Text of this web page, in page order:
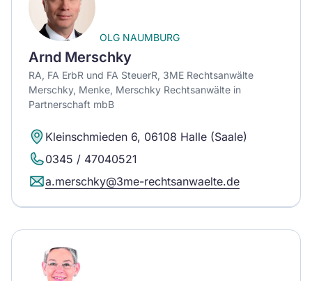
OLG NAUMBURG
Arnd Merschky
RA, FA ErbR und FA SteuerR, 3ME Rechtsanwälte
Merschky, Menke, Merschky Rechtsanwälte in
Partnerschaft mbB
Kleinschmieden 6, 06108 Halle (Saale)
0345 / 47040521
a.merschky@3me-rechtsanwaelte.de